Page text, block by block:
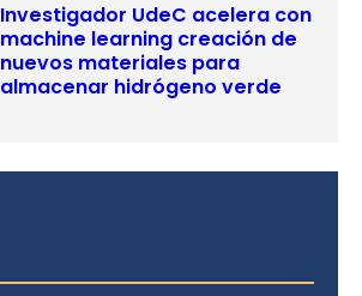
Investigador UdeC acelera con
machine learning creación de
nuevos materiales para
almacenar hidrógeno verde